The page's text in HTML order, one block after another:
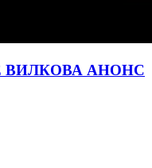
Е ВИЛКОВА АНОНС